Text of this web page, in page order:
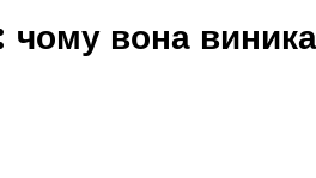
вона